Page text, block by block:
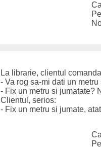
La librarie, clientul
- Va rog sa-mi dati un
- Fix un metru si jumatate?
Clientul, serios:
- Fix un metru si jumate,